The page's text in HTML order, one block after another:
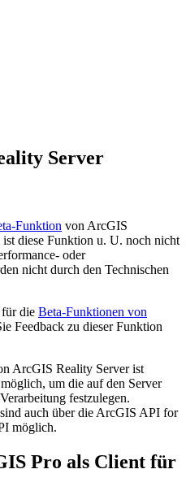
Server
Funktion von ArcGIS
diese Funktion u. U. noch nicht
oder
nicht durch den Technischen
die Beta-Funktionen von
Feedback zu dieser Funktion
ArcGIS Reality Server ist
um die auf den Server
festzulegen.
auch über die ArcGIS API for
möglich.
Pro als Client für